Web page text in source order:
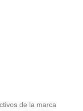
de la marca